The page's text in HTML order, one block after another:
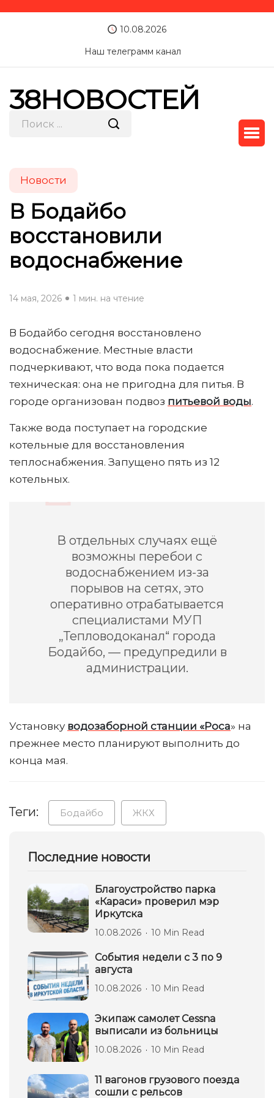
10.08.2026
Наш телеграмм канал
38НОВОСТЕЙ
Новости
В Бодайбо
восстановили
водоснабжение
14 мая, 2026 1 мин. на чтение
В Бодайбо сегодня восстановлено
водоснабжение. Местные власти
подчеркивают, что вода пока подается
техническая: она не пригодна для питья. В
городе организован подвоз питьевой воды.
Также вода поступает на городские
котельные для восстановления
теплоснабжения. Запущено пять из 12
котельных.
В отдельных случаях ещё
возможны перебои с
водоснабжением из-за
порывов на сетях, это
оперативно отрабатывается
специалистами МУП
„Тепловодоканал“ города
Бодайбо, — предупредили в
администрации.
Установку водозаборной станции «Роса» на
прежнее место планируют выполнить до
конца мая.
Теги: Бодайбо ЖКХ
Последние новости
Благоустройство парка
«Караси» проверил мэр
Иркутска
10.08.2026 10 Min Read
События недели с 3 по 9
августа
10.08.2026 10 Min Read
Экипаж самолет Сessna
выписали из больницы
10.08.2026 10 Min Read
11 вагонов грузового поезда
сошли с рельсов